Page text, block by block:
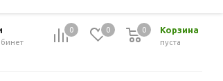
0 0 Корзина
пуста
0